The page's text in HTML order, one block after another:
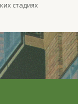
стадиях